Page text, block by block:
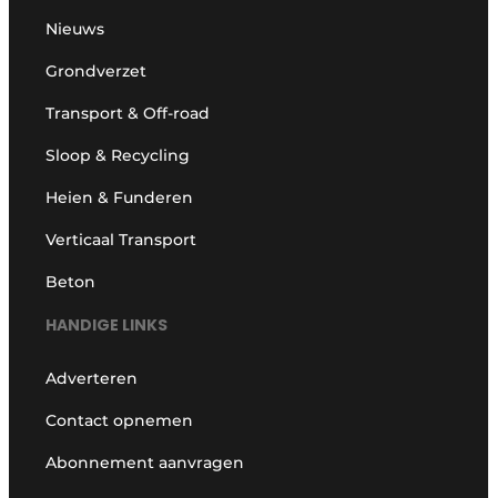
Nieuws
Grondverzet
Transport & Off-road
Sloop & Recycling
Heien & Funderen
Verticaal Transport
Beton
HANDIGE LINKS
Adverteren
Contact opnemen
Abonnement aanvragen